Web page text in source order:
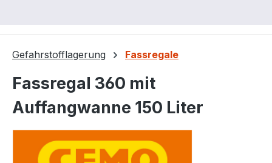
Gefahrstofflagerung Fassregale
Fassregal 360 mit
Auffangwanne 150 Liter